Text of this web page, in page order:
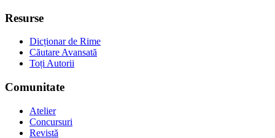
Resurse
Dicționar de Rime
Căutare Avansată
Toți Autorii
Comunitate
Atelier
Concursuri
Revistă